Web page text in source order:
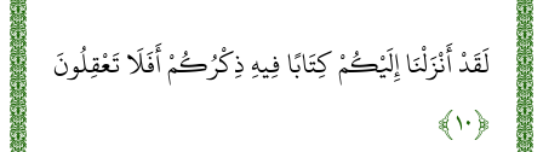
لَقَدْ أَنْزَلْنَا إِلَيْكُمْ كِتَابًا فِيهِ ذِكْرُكُمْ أَفَلَا تَعْقِلُونَ
﴿۱۰﴾